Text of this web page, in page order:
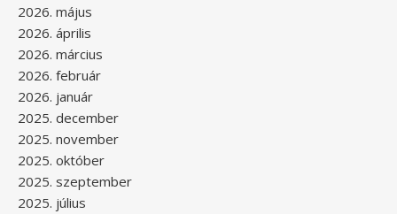
2026. május
2026. április
2026. március
2026. február
2026. január
2025. december
2025. november
2025. október
2025. szeptember
2025. július